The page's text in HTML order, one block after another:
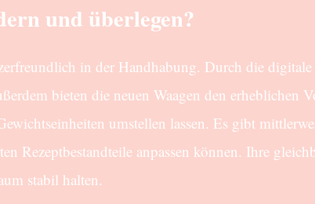
und überlegen?
in der Handhabung. Durch die
bieten die neuen Waagen den erheblichen
umstellen lassen. Es gibt
Rezeptbestandteile anpassen können. Ihre
stabil halten.